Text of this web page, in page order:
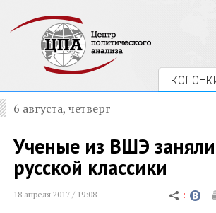
6 августа, четверг
Ученые из ВШЭ
русской классики
18 апреля 2017 / 19:08